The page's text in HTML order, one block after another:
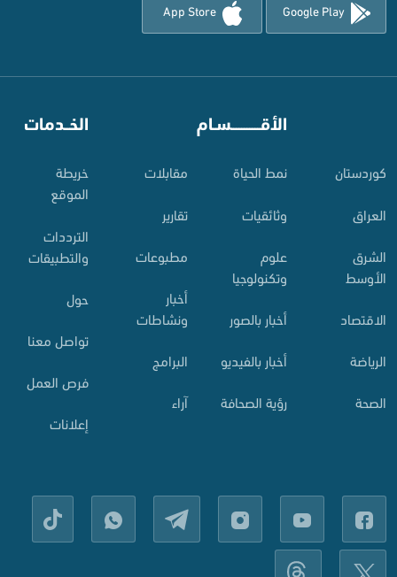
Google Play
App Store
کوردستان
العراق
الشرق
الأوسط
الاقتصاد
الرياضة
الصحة
الأقـــــــــــسـام
نمط الحياة
وثائقيات
علوم
وتكنولوجيا
أخبار بالصور
أخبار بالفيديو
رؤية الصحافة
مقابلات
تقارير
مطبوعات
أخبار
ونشاطات
البرامج
آراء
الخــدمات
خريطة
الموقع
الترددات
والتطبيقات
حول
تواصل معنا
فرص العمل
إعلانات